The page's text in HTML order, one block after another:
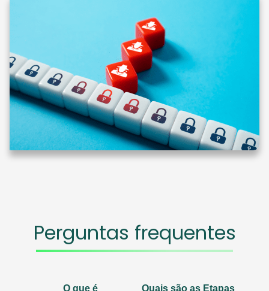
Perguntas frequentes
O que é Quais são as Etapas